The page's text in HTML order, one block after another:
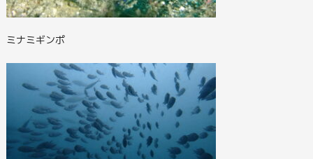
ミナミギンポ